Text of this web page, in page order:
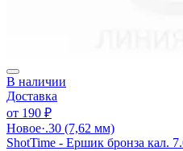
В наличии
Доставка
от 190 ₽
Новое·.30 (7,62 мм)
ShotTime - Ершик бронза кал.